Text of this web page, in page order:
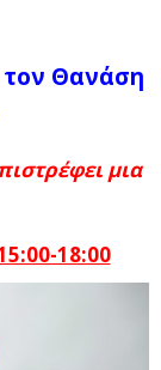
Θανάση
μια
18:00